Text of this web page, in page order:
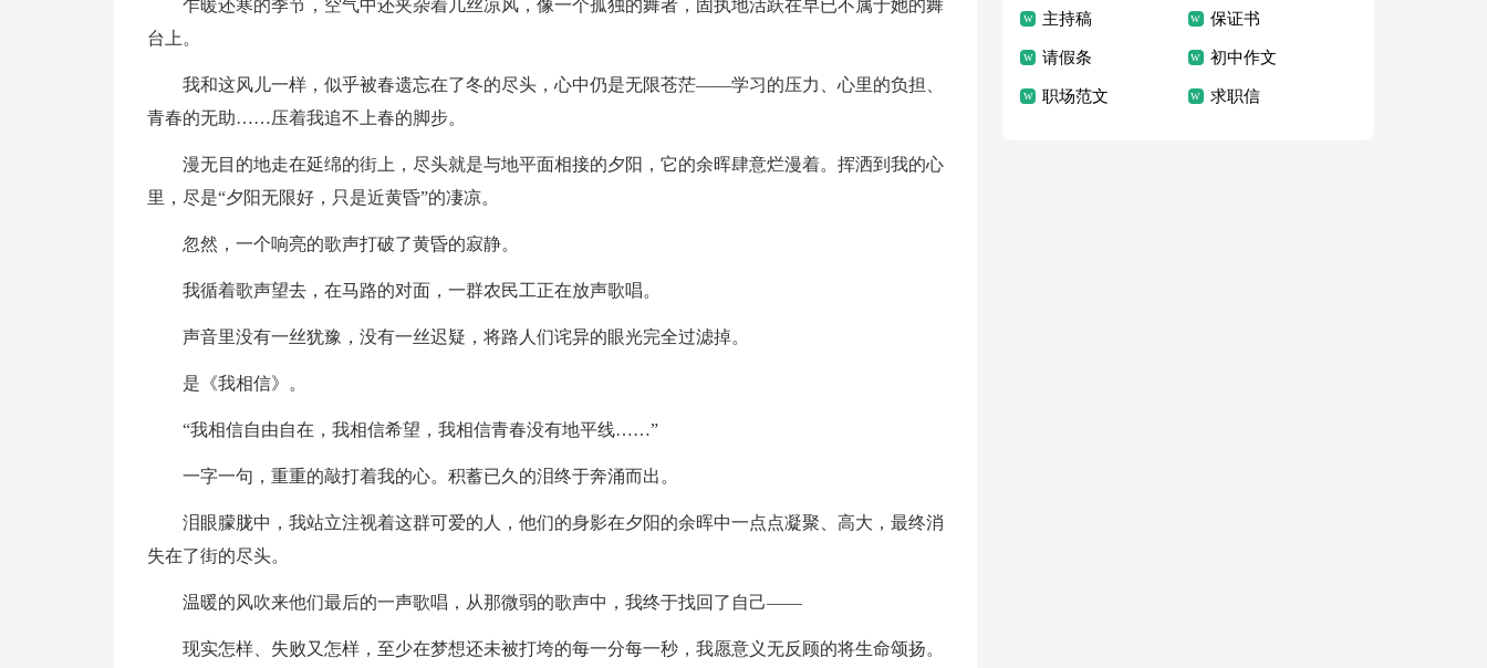
乍暖还寒的季节，空气中还夹杂着几丝凉风，像一个孤独的舞者，固执地活跃在早已不属于她的舞
台上。
我和这风儿一样，似乎被春遗忘在了冬的尽头，心中仍是无限苍茫——学习的压力、心里的负担、
青春的无助……压着我追不上春的脚步。
漫无目的地走在延绵的街上，尽头就是与地平面相接的夕阳，它的余晖肆意烂漫着。挥洒到我的心
里，尽是“夕阳无限好，只是近黄昏”的凄凉。
忽然，一个响亮的歌声打破了黄昏的寂静。
我循着歌声望去，在马路的对面，一群农民工正在放声歌唱。
声音里没有一丝犹豫，没有一丝迟疑，将路人们诧异的眼光完全过滤掉。
是《我相信》。
“我相信自由自在，我相信希望，我相信青春没有地平线……”
一字一句，重重的敲打着我的心。积蓄已久的泪终于奔涌而出。
泪眼朦胧中，我站立注视着这群可爱的人，他们的身影在夕阳的余晖中一点点凝聚、高大，最终消
失在了街的尽头。
温暖的风吹来他们最后的一声歌唱，从那微弱的歌声中，我终于找回了自己——
现实怎样、失败又怎样，至少在梦想还未被打垮的每一分每一秒，我愿意义无反顾的将生命颂扬。
篇）
说 (集锦15篇)
主持稿 保证书
请假条 初中作文
职场范文 求职信